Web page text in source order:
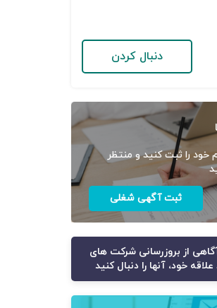
دنبال کردن
را ثبت کنید و منتظر
ثبت آگهی شغلی
از بروزرسانی شرکت های
علاقه خود، آنها را دنبال کنید